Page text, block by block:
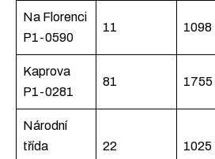
Na Florenci
P1-0590
11 1098
Kaprova
P1-0281
81 1755
Národní
třída
22 1025